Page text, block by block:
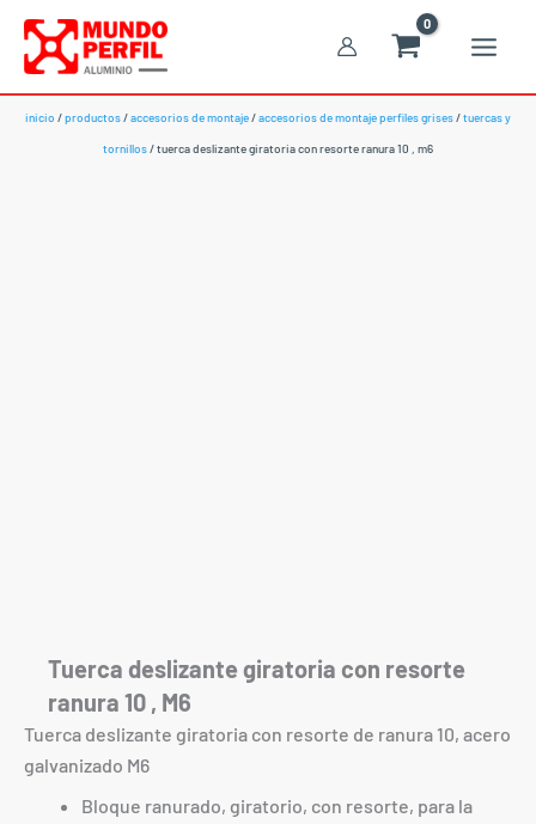
contenido
inicio /productos/accesorios de montaje/accesorios de montaje perfiles grises/tuercas y
tornillos/ tuerca deslizante giratoria con resorte ranura 10 , m6
Tuerca deslizante giratoria con resorte
ranura 10 , M6
Tuerca deslizante giratoria con resorte de ranura 10, acero
galvanizado M6
Bloque ranurado, giratorio, con resorte, para la